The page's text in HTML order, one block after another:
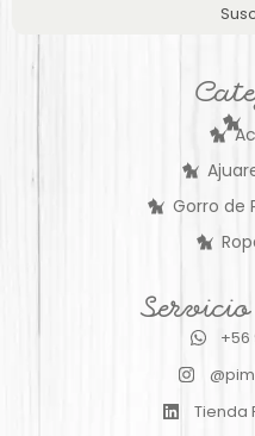
Gorro de
+56
Tienda